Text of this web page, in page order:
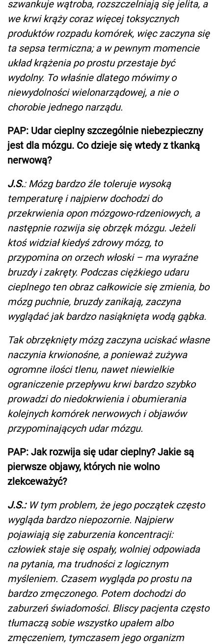
szwankuje wątroba, rozszczelniają się jelita, a
we krwi krąży coraz więcej toksycznych
produktów rozpadu komórek, więc zaczyna się
ta sepsa termiczna; a w pewnym momencie
układ krążenia po prostu przestaje być
wydolny. To właśnie dlatego mówimy o
niewydolności wielonarządowej, a nie o
chorobie jednego narządu.
PAP: Udar cieplny szczególnie niebezpieczny
jest dla mózgu. Co dzieje się wtedy z tkanką
nerwową?
J.S.: Mózg bardzo źle toleruje wysoką
temperaturę i najpierw dochodzi do
przekrwienia opon mózgowo-rdzeniowych, a
następnie rozwija się obrzęk mózgu. Jeżeli
ktoś widział kiedyś zdrowy mózg, to
przypomina on orzech włoski – ma wyraźne
bruzdy i zakręty. Podczas ciężkiego udaru
cieplnego ten obraz całkowicie się zmienia, bo
mózg puchnie, bruzdy zanikają, zaczyna
wyglądać jak bardzo nasiąknięta wodą gąbka.
Tak obrzęknięty mózg zaczyna uciskać własne
naczynia krwionośne, a ponieważ zużywa
ogromne ilości tlenu, nawet niewielkie
ograniczenie przepływu krwi bardzo szybko
prowadzi do niedokrwienia i obumierania
kolejnych komórek nerwowych i objawów
przypominających udar mózgu.
PAP: Jak rozwija się udar cieplny? Jakie są
pierwsze objawy, których nie wolno
zlekceważyć?
J.S.: W tym problem, że jego początek często
wygląda bardzo niepozornie. Najpierw
pojawiają się zaburzenia koncentracji:
człowiek staje się ospały, wolniej odpowiada
na pytania, ma trudności z logicznym
myśleniem. Czasem wygląda po prostu na
bardzo zmęczonego. Potem dochodzi do
zaburzeń świadomości. Bliscy pacjenta często
tłumaczą sobie wszystko upałem albo
zmęczeniem, tymczasem jego organizm